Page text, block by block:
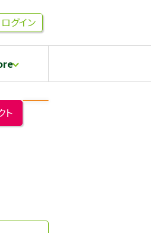
ログイン
ュニティめもらす
専攻科2年生向け
ト